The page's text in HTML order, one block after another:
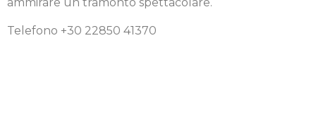
Telefono +30 22850 41370